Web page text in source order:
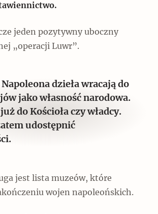
jeden pozytywny uboczny
„operacji Luwr”.
dzieła wracają do
jako własność narodowa.
do Kościoła czy władcy.
udostępnić
jest lista muzeów, które
wojen napoleońskich.